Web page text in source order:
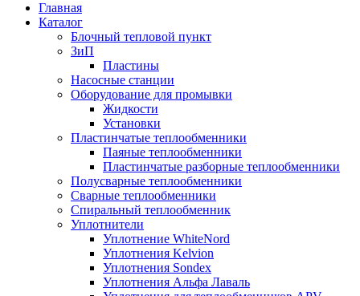
Главная
Каталог
Блочный тепловой пункт
ЗиП
Пластины
Насосные станции
Оборудование для промывки
Жидкости
Установки
Пластинчатые теплообменники
Паяные теплообменники
Пластинчатые разборные теплообменники
Полусварные теплообменники
Сварные теплообменники
Спиральный теплообменник
Уплотнители
Уплотнение WhiteNord
Уплотнения Kelvion
Уплотнения Sondex
Уплотнения Альфа Лаваль